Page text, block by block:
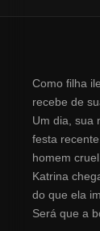
Como filha
recebe de
Um dia, sua
festa
homem
Katrina
do que ela
Será que a